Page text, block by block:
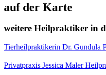
auf der Karte
weitere Heilpraktiker in
Tierheilpraktikerin Dr. Gundula
Privatpraxis Jessica Maler